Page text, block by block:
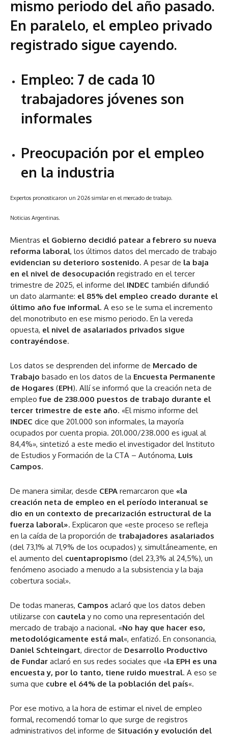
mismo periodo del año pasado.
En paralelo, el empleo privado
registrado sigue cayendo.
Empleo: 7 de cada 10
trabajadores jóvenes son
informales
Preocupación por el empleo
en la industria
Expertos pronosticaron un 2026 similar en el mercado de trabajo.
Noticias Argentinas.
Mientras el Gobierno decidió patear a febrero su nueva
reforma laboral, los últimos datos del mercado de trabajo
evidencian su deterioro sostenido. A pesar de la baja
en el nivel de desocupación registrado en el tercer
trimestre de 2025, el informe del INDEC también difundió
un dato alarmante: el 85% del empleo creado durante el
último año fue informal. A eso se le suma el incremento
del monotributo en ese mismo periodo. En la vereda
opuesta, el nivel de asalariados privados sigue
contrayéndose.
Los datos se desprenden del informe de Mercado de
Trabajo basado en los datos de la Encuesta Permanente
de Hogares (EPH). Allí se informó que la creación neta de
empleofue de 238.000 puestos de trabajo durante el
tercer trimestre de este año. «El mismo informe del
INDEC dice que 201.000 son informales, la mayoría
ocupados por cuenta propia. 201.000/238.000 es igual al
84,4%», sintetizó a este medio el investigador del Instituto
de Estudios y Formación de la CTA – Autónoma, Luis
Campos.
De manera similar, desde CEPA remarcaron que «la
creación neta de empleo en el período interanual se
dio en un contexto de precarización estructural de la
fuerza laboral». Explicaron que «este proceso se refleja
en la caída de la proporción de trabajadores asalariados
(del 73,1% al 71,9% de los ocupados) y, simultáneamente, en
el aumento del cuentapropismo (del 23,3% al 24,5%), un
fenómeno asociado a menudo a la subsistencia y la baja
cobertura social».
De todas maneras, Campos aclaró que los datos deben
utilizarse con cautela y no como una representación del
mercado de trabajo a nacional. «No hay que hacer eso,
metodológicamente está mal«, enfatizó. En consonancia,
Daniel Schteingart, director de Desarrollo Productivo
de Fundar aclaró en sus redes sociales que «la EPH es una
encuesta y, por lo tanto, tiene ruido muestral. A eso se
suma que cubre el 64% de la población del país«.
Por ese motivo, a la hora de estimar el nivel de empleo
formal, recomendó tomar lo que surge de registros
administrativos del informe de Situación y evolución del